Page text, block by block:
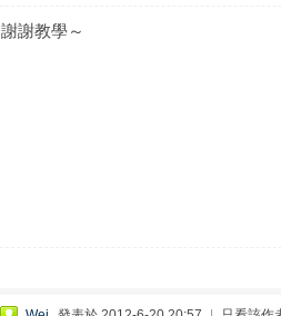
謝謝教學～